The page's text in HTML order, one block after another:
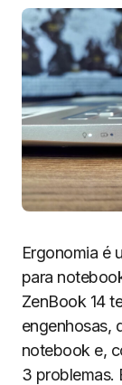
Ergonomia é
para
ZenBook 14
engenhosas,
notebook e,
3 problemas.